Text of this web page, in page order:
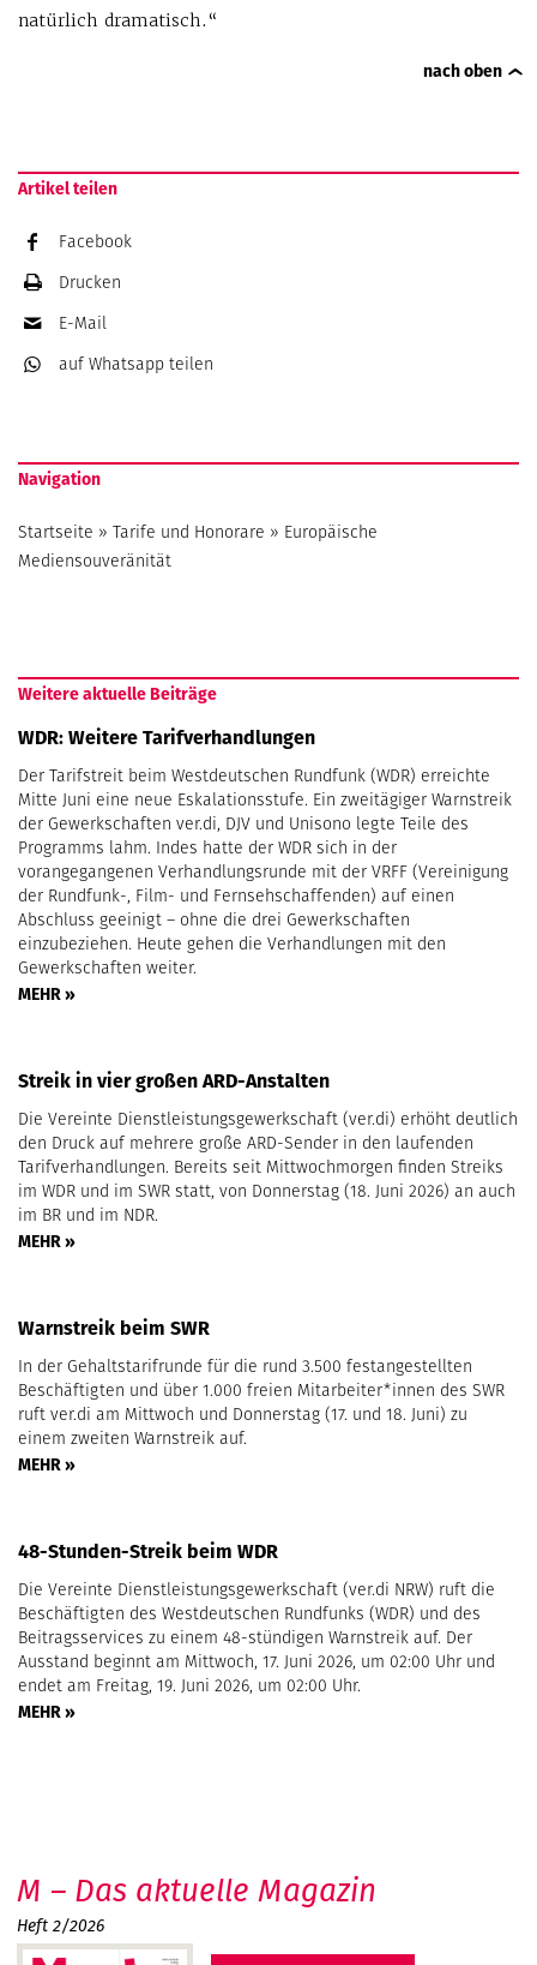
natürlich dramatisch.“
nach oben
Artikel teilen
Facebook
Drucken
E-Mail
auf Whatsapp teilen
Navigation
Startseite » Tarife und Honorare » Europäische
Mediensouveränität
Weitere aktuelle Beiträge
WDR: Weitere Tarifverhandlungen
Der Tarifstreit beim Westdeutschen Rundfunk (WDR) erreichte
Mitte Juni eine neue Eskalationsstufe. Ein zweitägiger Warnstreik
der Gewerkschaften ver.di, DJV und Unisono legte Teile des
Programms lahm. Indes hatte der WDR sich in der
vorangegangenen Verhandlungsrunde mit der VRFF (Vereinigung
der Rundfunk-, Film- und Fernsehschaffenden) auf einen
Abschluss geeinigt – ohne die drei Gewerkschaften
einzubeziehen. Heute gehen die Verhandlungen mit den
Gewerkschaften weiter.
MEHR »
Streik in vier großen ARD-Anstalten
Die Vereinte Dienstleistungsgewerkschaft (ver.di) erhöht deutlich
den Druck auf mehrere große ARD-Sender in den laufenden
Tarifverhandlungen. Bereits seit Mittwochmorgen finden Streiks
im WDR und im SWR statt, von Donnerstag (18. Juni 2026) an auch
im BR und im NDR.
MEHR »
Warnstreik beim SWR
In der Gehaltstarifrunde für die rund 3.500 festangestellten
Beschäftigten und über 1.000 freien Mitarbeiter*innen des SWR
ruft ver.di am Mittwoch und Donnerstag (17. und 18. Juni) zu
einem zweiten Warnstreik auf.
MEHR »
48-Stunden-Streik beim WDR
Die Vereinte Dienstleistungsgewerkschaft (ver.di NRW) ruft die
Beschäftigten des Westdeutschen Rundfunks (WDR) und des
Beitragsservices zu einem 48-stündigen Warnstreik auf. Der
Ausstand beginnt am Mittwoch, 17. Juni 2026, um 02:00 Uhr und
endet am Freitag, 19. Juni 2026, um 02:00 Uhr.
MEHR »
M – Das aktuelle Magazin
Heft 2/2026